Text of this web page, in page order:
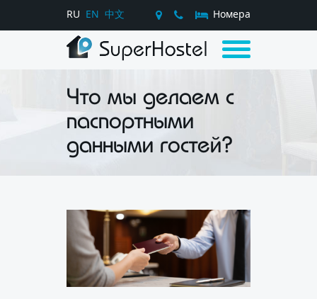
RU EN 中文 Номера
Что мы делаем с
паспортными
данными гостей?